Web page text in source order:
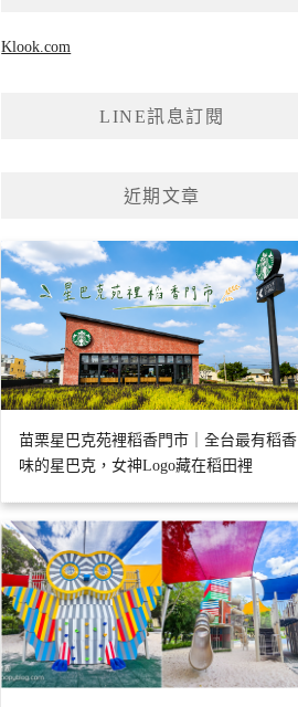
Klook.com
LINE訊息訂閱
近期文章
苗栗星巴克苑裡稻香門市｜全台最有稻香
味的星巴克，女神Logo藏在稻田裡